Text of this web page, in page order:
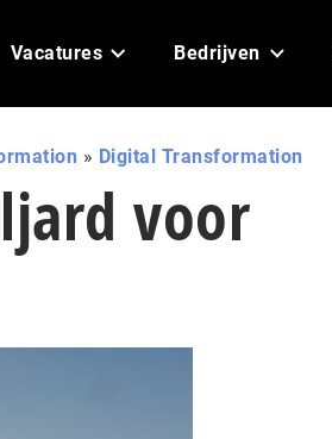
Vacatures Bedrijven
» Digital Transformation
voor